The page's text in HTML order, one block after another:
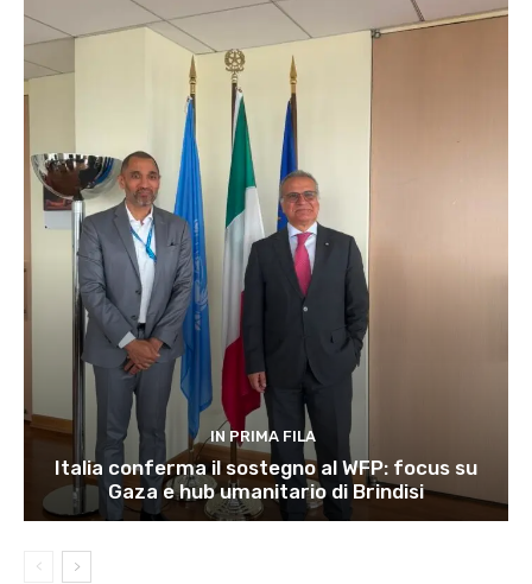
IN PRIMA FILA
Italia conferma il sostegno al WFP: focus su
Gaza e hub umanitario di Brindisi